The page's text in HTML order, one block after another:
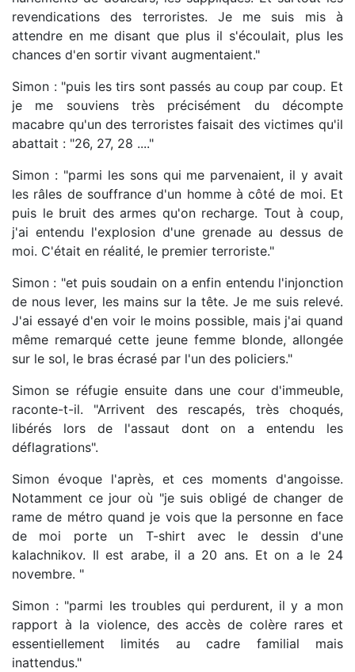
revendications des terroristes. Je me suis mis à
attendre en me disant que plus il s'écoulait, plus les
chances d'en sortir vivant augmentaient."
Simon : "puis les tirs sont passés au coup par coup. Et
je me souviens très précisément du décompte
macabre qu'un des terroristes faisait des victimes qu'il
abattait : "26, 27, 28 ...."
Simon : "parmi les sons qui me parvenaient, il y avait
les râles de souffrance d'un homme à côté de moi. Et
puis le bruit des armes qu'on recharge. Tout à coup,
j'ai entendu l'explosion d'une grenade au dessus de
moi. C'était en réalité, le premier terroriste."
Simon : "et puis soudain on a enfin entendu l'injonction
de nous lever, les mains sur la tête. Je me suis relevé.
J'ai essayé d'en voir le moins possible, mais j'ai quand
même remarqué cette jeune femme blonde, allongée
sur le sol, le bras écrasé par l'un des policiers."
Simon se réfugie ensuite dans une cour d'immeuble,
raconte-t-il. "Arrivent des rescapés, très choqués,
libérés lors de l'assaut dont on a entendu les
déflagrations".
Simon évoque l'après, et ces moments d'angoisse.
Notamment ce jour où "je suis obligé de changer de
rame de métro quand je vois que la personne en face
de moi porte un T-shirt avec le dessin d'une
kalachnikov. Il est arabe, il a 20 ans. Et on a le 24
novembre. "
Simon : "parmi les troubles qui perdurent, il y a mon
rapport à la violence, des accès de colère rares et
essentiellement limités au cadre familial mais
inattendus."